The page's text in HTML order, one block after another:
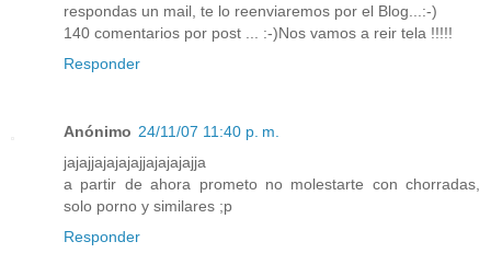
respondas un mail, te lo reenviaremos por el Blog...:-)
140 comentarios por post ... :-)Nos vamos a reir tela !!!!!
Responder
Anónimo 24/11/07 11:40 p. m.
jajajjajajajajjajajajajja
a partir de ahora prometo no molestarte con chorradas,
solo porno y similares ;p
Responder